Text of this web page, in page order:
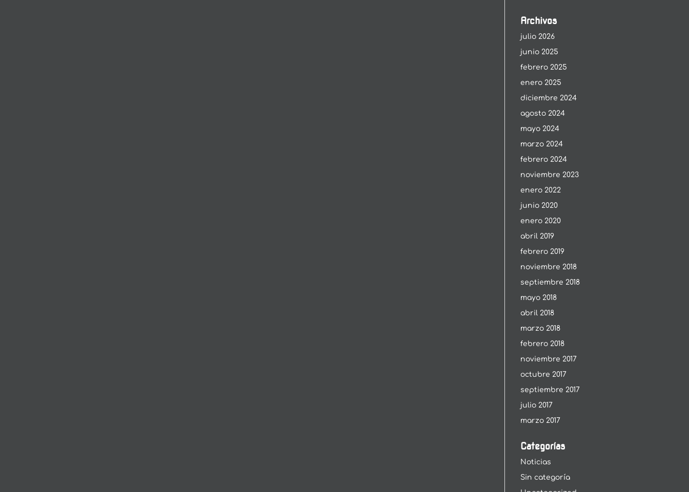
Archivos
julio 2026
junio 2025
febrero 2025
enero 2025
diciembre 2024
agosto 2024
mayo 2024
marzo 2024
febrero 2024
noviembre 2023
enero 2022
junio 2020
enero 2020
abril 2019
febrero 2019
noviembre 2018
septiembre 2018
mayo 2018
abril 2018
marzo 2018
febrero 2018
noviembre 2017
octubre 2017
septiembre 2017
julio 2017
marzo 2017
Categorías
Noticias
Sin categoría